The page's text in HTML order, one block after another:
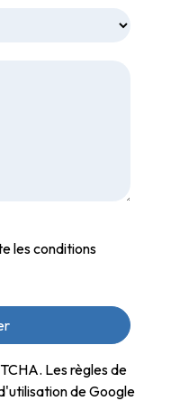
les conditions
Lesrègles de
de Google